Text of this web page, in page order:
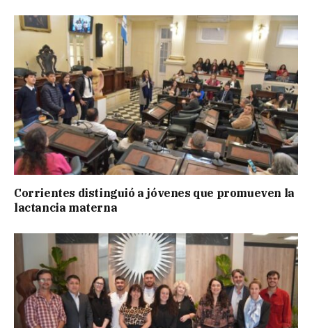
Corrientes distinguió a jóvenes que promueven la
lactancia materna